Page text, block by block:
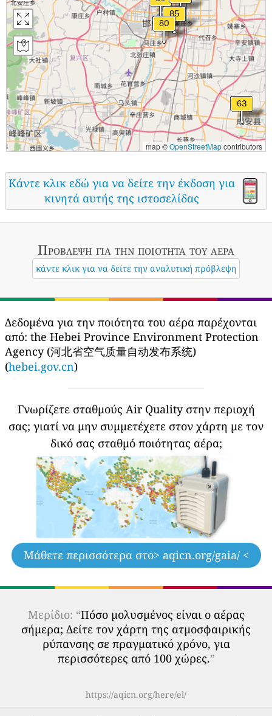
map ©OpenStreetMapcontributors
Κάντε κλικ εδώ για να δείτε την έκδοση για
κινητά αυτής της ιστοσελίδας
Πρόβλεψη για την ποιότητα του αέρα
κάντε κλικ για να δείτε την αναλυτική πρόβλεψη
Δεδομένα για την ποιότητα του αέρα παρέχονται
από: the Hebei Province Environment Protection
Agency (河北省空气质量自动发布系统)
(hebei.gov.cn)
Γνωρίζετε σταθμούς Air Quality στην περιοχή
σας; γιατί να μην συμμετέχετε στον χάρτη με τον
δικό σας σταθμό ποιότητας αέρα;
Μάθετε περισσότερα στο> aqicn.org/gaia/ <
Μερίδιο: “Πόσο μολυσμένος είναι ο αέρας
σήμερα; Δείτε τον χάρτη της ατμοσφαιρικής
ρύπανσης σε πραγματικό χρόνο, για
περισσότερες από 100 χώρες.”
https://aqicn.org/here/el/